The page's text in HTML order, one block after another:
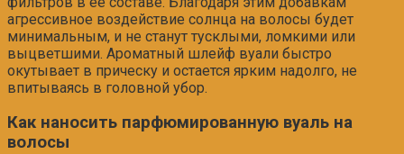
агрессивное воздействие солнца на волосы будет
минимальным, и не станут тусклыми, ломкими или
выцветшими. Ароматный шлейф вуали быстро
окутывает в прическу и остается ярким надолго, не
впитываясь в головной убор.
Как наносить парфюмированную вуаль на
волосы